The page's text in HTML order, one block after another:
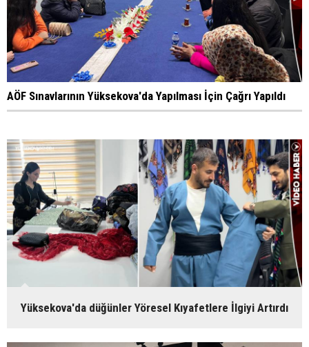
AÖF Sınavlarının Yüksekova'da Yapılması İçin Çağrı Yapıldı
Yüksekova'da düğünler Yöresel Kıyafetlere İlgiyi Artırdı